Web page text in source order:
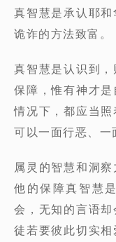
真智慧是承认耶
诡诈的方法致富。
真智慧是认识到
保障，惟有神才
情况下，都应当
可以一面行恶、一
属灵的智慧和洞
他的保障真智慧
会，无知的言语
徒若要彼此切实